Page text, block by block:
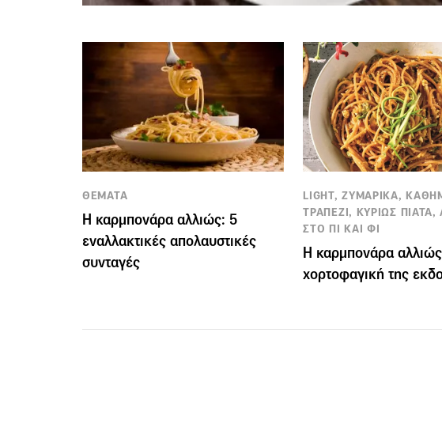
ΘΕΜΑΤΑ
Η καρμπονάρα αλλιώς: 5
εναλλακτικές απολαυστικές
συνταγές
LIGHT, ΖΥΜΑΡΙΚΑ,
ΤΡΑΠΕΖΙ, ΚΥΡΙΩΣ
ΣΤΟ ΠΙ ΚΑΙ ΦΙ
Η καρμπονάρα
χορτοφαγική της